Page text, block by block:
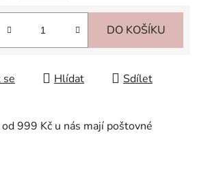
DO KOŠÍKU
se Hlídat Sdílet
999 Kč u nás mají poštovné